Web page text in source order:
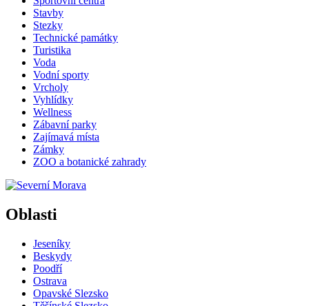
Stavby
Stezky
Technické památky
Turistika
Voda
Vodní sporty
Vrcholy
Vyhlídky
Wellness
Zábavní parky
Zajímavá místa
Zámky
ZOO a botanické zahrady
Oblasti
Jeseníky
Beskydy
Poodří
Ostrava
Opavské Slezsko